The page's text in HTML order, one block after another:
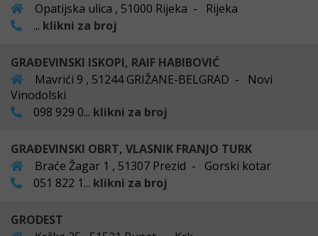
Opatijska ulica , 51000 Rijeka - Rijeka
... klikni za broj
GRAĐEVINSKI ISKOPI, RAIF HABIBOVIĆ
Mavrići 9 , 51244 GRIŽANE-BELGRAD - Novi
Vinodolski
098 929 0... klikni za broj
GRAĐEVINSKI OBRT, VLASNIK FRANJO TURK
Braće Žagar 1 , 51307 Prezid - Gorski kotar
051 822 1... klikni za broj
GRODEST